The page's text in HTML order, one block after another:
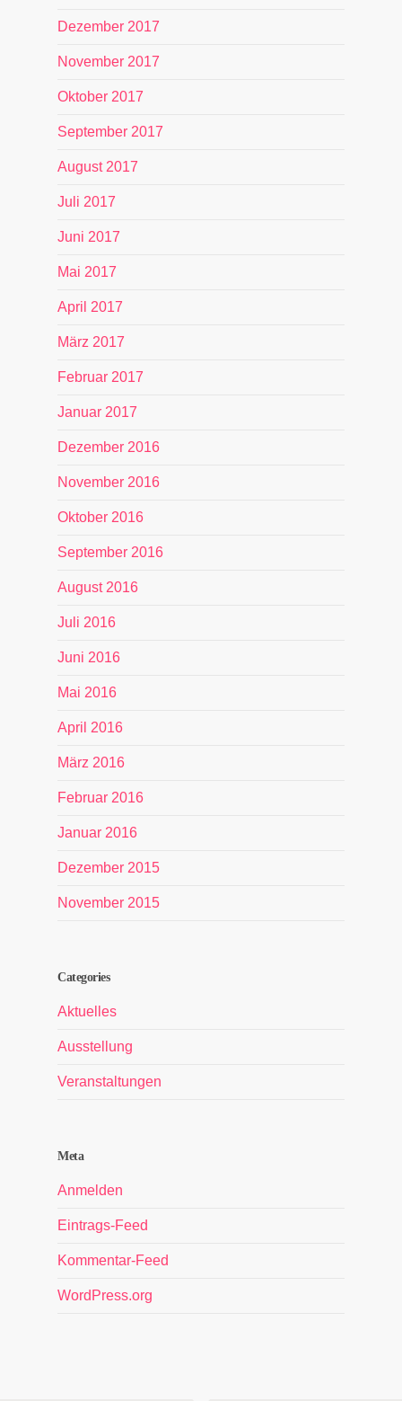
Dezember 2017
November 2017
Oktober 2017
September 2017
August 2017
Juli 2017
Juni 2017
Mai 2017
April 2017
März 2017
Februar 2017
Januar 2017
Dezember 2016
November 2016
Oktober 2016
September 2016
August 2016
Juli 2016
Juni 2016
Mai 2016
April 2016
März 2016
Februar 2016
Januar 2016
Dezember 2015
November 2015
Categories
Aktuelles
Ausstellung
Veranstaltungen
Meta
Anmelden
Eintrags-Feed
Kommentar-Feed
WordPress.org